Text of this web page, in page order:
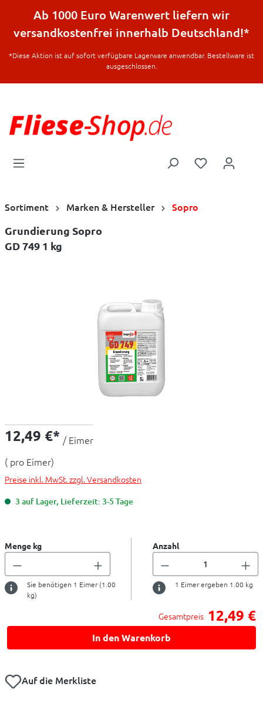
springen
Ab 1000 Euro Warenwert liefern wir
versandkostenfrei innerhalb Deutschland!*
*Diese Aktion ist auf sofort verfügbare Lagerware anwendbar. Bestellware ist
ausgeschlossen.
Sortiment Marken & Hersteller Sopro
Grundierung Sopro
GD 749 1 kg
12,49 €* / Eimer
( pro Eimer)
Preise inkl. MwSt. zzgl. Versandkosten
3 auf Lager, Lieferzeit: 3-5 Tage
Menge kg
Sie benötigen 1 Eimer (1.00
kg)
Anzahl
1 Eimer ergeben 1.00 kg
Gesamtpreis 12,49 €
In den Warenkorb
Auf die Merkliste